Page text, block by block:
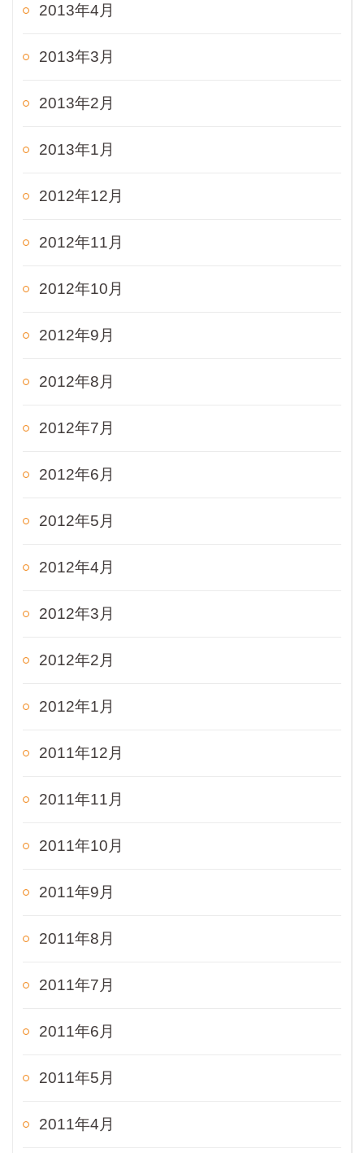
2013年4月
2013年3月
2013年2月
2013年1月
2012年12月
2012年11月
2012年10月
2012年9月
2012年8月
2012年7月
2012年6月
2012年5月
2012年4月
2012年3月
2012年2月
2012年1月
2011年12月
2011年11月
2011年10月
2011年9月
2011年8月
2011年7月
2011年6月
2011年5月
2011年4月